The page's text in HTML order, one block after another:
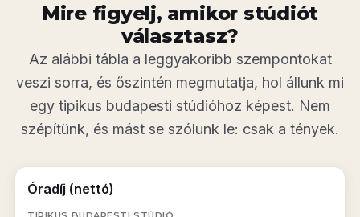
Mire figyelj, amikor stúdiót
választasz?
Az alábbi tábla a leggyakoribb szempontokat
veszi sorra, és őszintén megmutatja, hol állunk mi
egy tipikus budapesti stúdióhoz képest. Nem
szépítünk, és mást se szólunk le: csak a tények.
Óradíj (nettó)